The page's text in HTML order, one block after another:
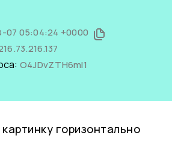
07 05:04:24 +0000
O4JDvZTH6mI1
горизонтально